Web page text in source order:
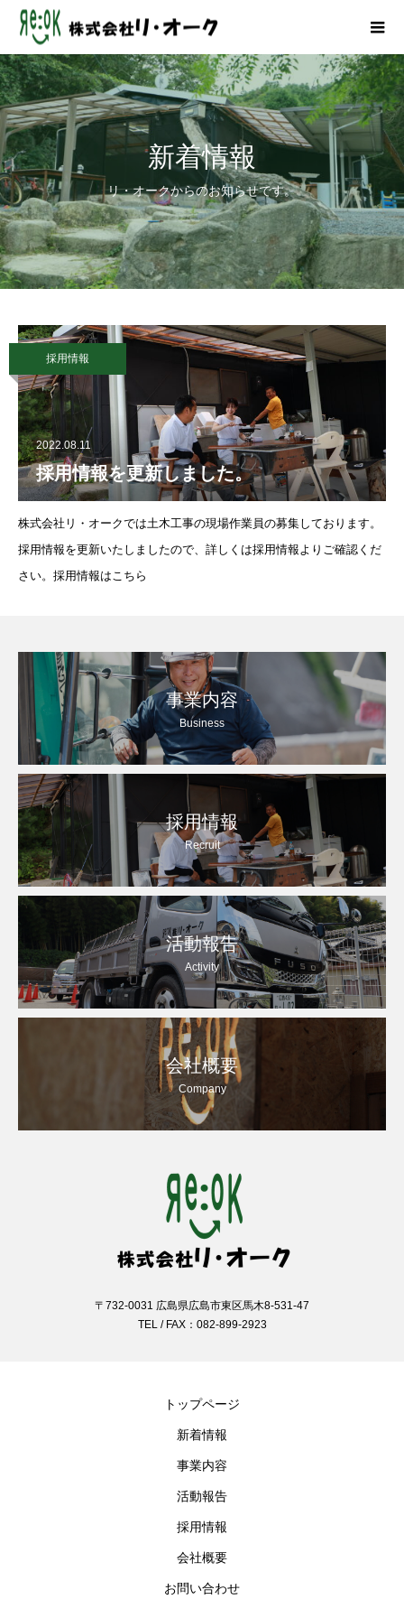
新着情報
リ・オークからのお知らせです。
採用情報
2022.08.11
採用情報を更新しました。
株式会社リ・オークでは土木工事の現場作業員の募集しております。
採用情報を更新いたしましたので、詳しくは採用情報よりご確認くだ
さい。採用情報はこちら
事業内容
Business
採用情報
Recruit
活動報告
Activity
会社概要
Company
〒732-0031 広島県広島市東区馬木8-531-47
TEL / FAX：082-899-2923
トップページ
新着情報
事業内容
活動報告
採用情報
会社概要
お問い合わせ